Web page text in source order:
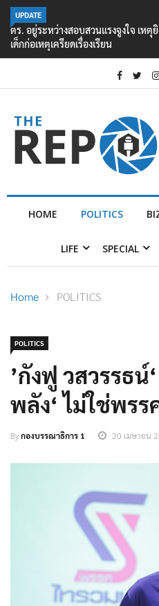
UPDATE
ตร. อยู่ระหว่างสอบสวนแรงจูงใจ เห
เด็กก่อเหตุเครียดเรื่องเรียน
HOME POLITICS
LIFE SPECIAL
Home POLITICS
POLITICS
’กังฟู วสวรรธน์
พลัง‘ ไม่ใช่พร
Byกองบรรณาธิการ 1 20 เมษายน